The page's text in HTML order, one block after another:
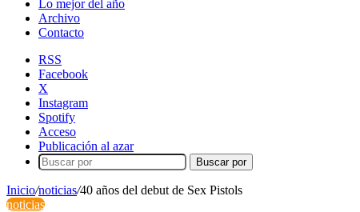
Lo mejor del año
Archivo
Contacto
RSS
Facebook
X
Instagram
Spotify
Acceso
Publicación al azar
Buscar por
Inicio/noticias/40 años del debut de Sex Pistols
noticias